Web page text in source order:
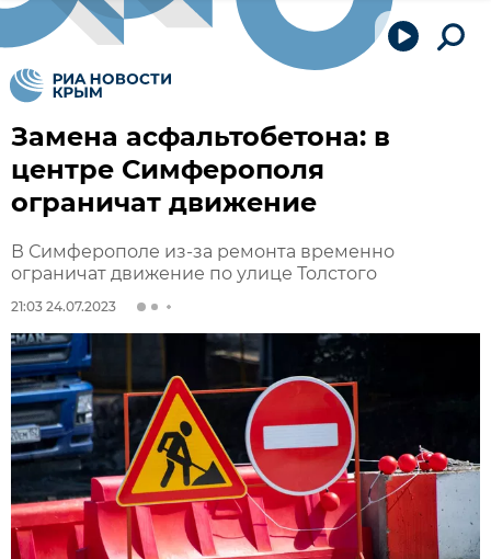
Замена асфальтобетона: в
центре Симферополя
ограничат движение
В Симферополе из-за ремонта временно
ограничат движение по улице Толстого
21:03 24.07.2023